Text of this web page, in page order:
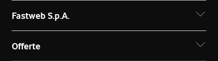
Fastweb S.p.A.
Offerte